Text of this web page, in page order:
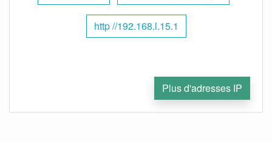
http //192.168.l.15.1
Plus d'adresses IP